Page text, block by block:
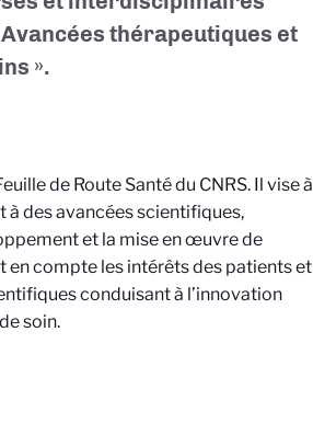
Avancées thérapeutiques et
».
de Route Santé du CNRS. Il vise à
des avancées scientifiques,
et la mise en œuvre de
compte les intérêts des patients et
conduisant à l’innovation
soin.